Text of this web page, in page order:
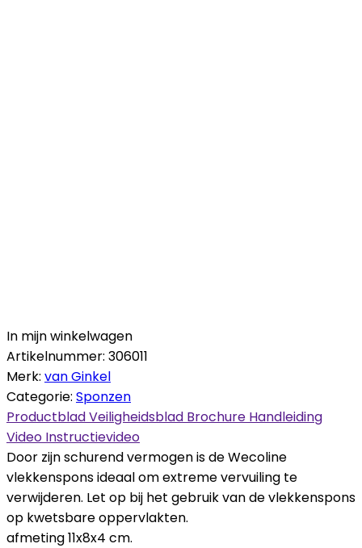
In mijn winkelwagen
Artikelnummer: 306011
Merk: van Ginkel
Categorie: Sponzen
ProductbladVeiligheidsblad Brochure Handleiding
Video Instructievideo
Door zijn schurend vermogen is de Wecoline
vlekkenspons ideaal om extreme vervuiling te
verwijderen. Let op bij het gebruik van de vlekkenspons
op kwetsbare oppervlakten.
afmeting 11x8x4 cm.